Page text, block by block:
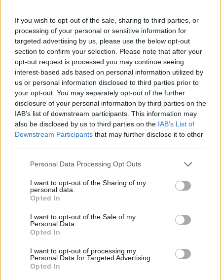
If you wish to opt-out of the sale, sharing to third parties, or
processing of your personal or sensitive information for
targeted advertising by us, please use the below opt-out
section to confirm your selection. Please note that after your
opt-out request is processed you may continue seeing
interest-based ads based on personal information utilized by
us or personal information disclosed to third parties prior to
your opt-out. You may separately opt-out of the further
disclosure of your personal information by third parties on the
IAB’s list of downstream participants. This information may
also be disclosed by us to third parties on the IAB’s List of
Downstream Participants that may further disclose it to other
Personal Data Processing Opt Outs
I want to opt-out of the Sharing of my
personal data.
Opted In
I want to opt-out of the Sale of my
Personal Data.
Opted In
I want to opt-out of processing my
Personal Data for Targeted Advertising.
Opted In
Instinto Animal (ft. Jayma)
Las Ganas (ft. Jayma)
Me Encantas (ft. Jayma)
Mía (ft. Jayma, Justin Quiles)
Siempre Estaras (ft. Catalyna)
Maldad (ft. Jayma, Alex Rose)
Rockstar (ft. Justin Quiles, Dimelo Flow)